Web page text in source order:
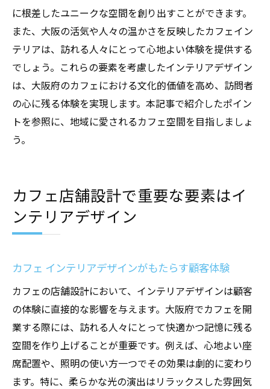
に根差したユニークな空間を創り出すことができます。
また、大阪の活気や人々の温かさを反映したカフェイン
テリアは、訪れる人々にとって心地よい体験を提供する
でしょう。これらの要素を考慮したインテリアデザイン
は、大阪府のカフェにおける文化的価値を高め、訪問者
の心に残る体験を実現します。本記事で紹介したポイン
トを参照に、地域に愛されるカフェ空間を目指しましょ
う。
カフェ店舗設計で重要な要素はイ
ンテリアデザイン
カフェ インテリアデザインがもたらす顧客体験
カフェの店舗設計において、インテリアデザインは顧客
の体験に直接的な影響を与えます。大阪府でカフェを開
業する際には、訪れる人々にとって快適かつ記憶に残る
空間を作り上げることが重要です。例えば、心地よい座
席配置や、照明の使い方一つでその効果は劇的に変わり
ます。特に、柔らかな光の演出はリラックスした雰囲気